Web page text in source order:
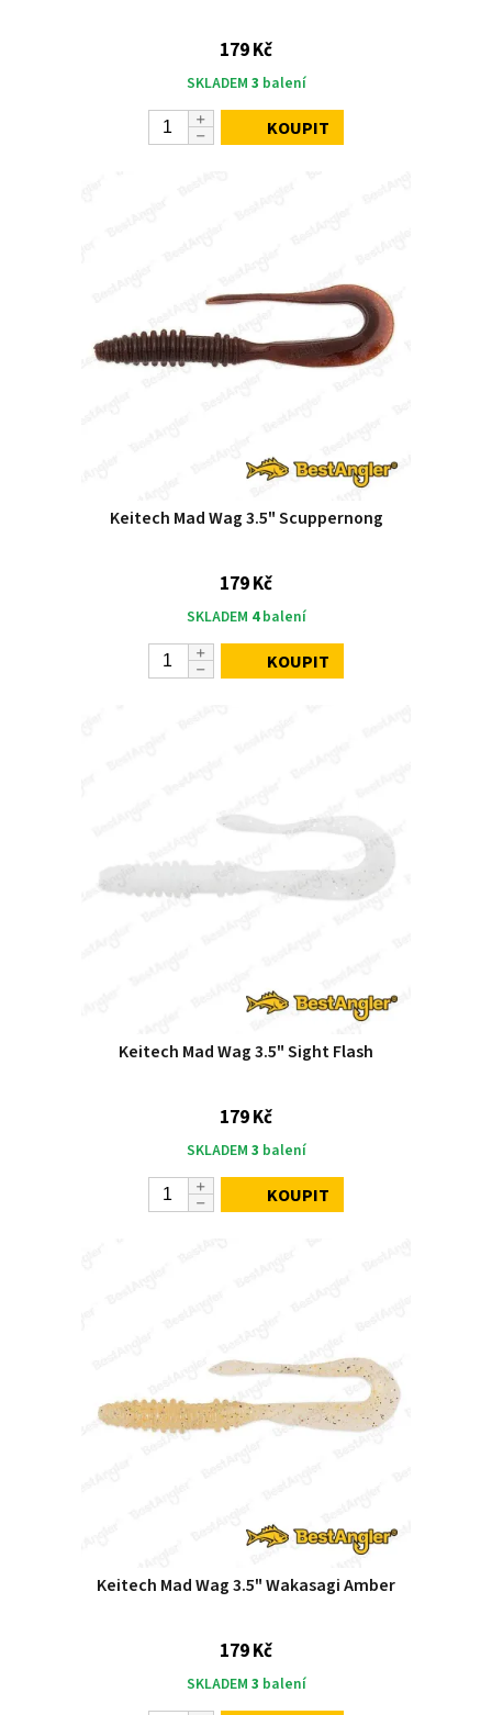
179 Kč
SKLADEM 3 balení
KOUPIT
Keitech Mad Wag 3.5" Scuppernong
179 Kč
SKLADEM 4balení
KOUPIT
Keitech Mad Wag 3.5" Sight Flash
179 Kč
SKLADEM 3 balení
KOUPIT
Keitech Mad Wag 3.5" Wakasagi Amber
179 Kč
SKLADEM 3 balení